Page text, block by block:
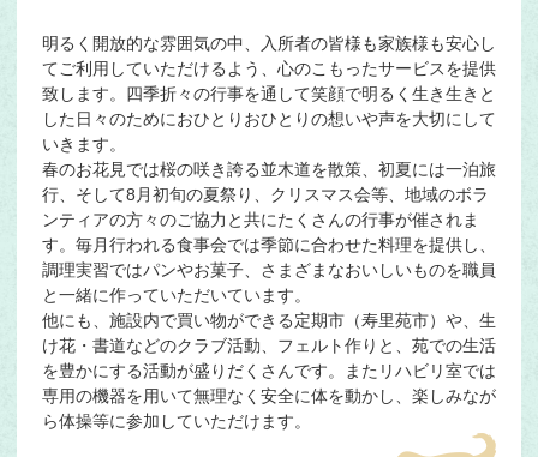
明るく開放的な雰囲気の中、入所者の皆様も家族様も安心し
てご利用していただけるよう、心のこもったサービスを提供
致します。四季折々の行事を通して笑顔で明るく生き生きと
した日々のためにおひとりおひとりの想いや声を大切にして
いきます。
春のお花見では桜の咲き誇る並木道を散策、初夏には一泊旅
行、そして8月初旬の夏祭り、クリスマス会等、地域のボラ
ンティアの方々のご協力と共にたくさんの行事が催されま
す。毎月行われる食事会では季節に合わせた料理を提供し、
調理実習ではパンやお菓子、さまざまなおいしいものを職員
と一緒に作っていただいています。
他にも、施設内で買い物ができる定期市（寿里苑市）や、生
け花・書道などのクラブ活動、フェルト作りと、苑での生活
を豊かにする活動が盛りだくさんです。またリハビリ室では
専用の機器を用いて無理なく安全に体を動かし、楽しみなが
ら体操等に参加していただけます。